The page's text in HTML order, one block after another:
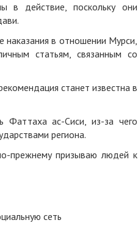
в действие, поскольку они
наказания в отношении Мурси,
статьям, связанным со
станет известна в
Фаттаха ас-Сиси, из-за чего
региона.
прежнему призываю людей к
сеть